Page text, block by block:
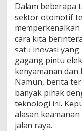
Dalam beberapa
sektor otomotif
cara kita
satu inovasi yang
gagang pintu
kenyamanan dan
Namun, berita
banyak pihak
teknologi ini.
alasan
jalan raya.